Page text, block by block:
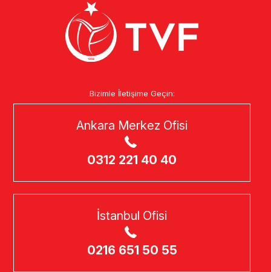
Bizimle İletişime Geçin:
Ankara Merkez Ofisi
0312 221 40 40
İstanbul Ofisi
0216 651 50 55